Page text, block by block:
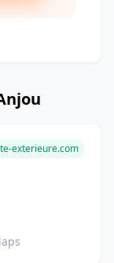
exterieure.com